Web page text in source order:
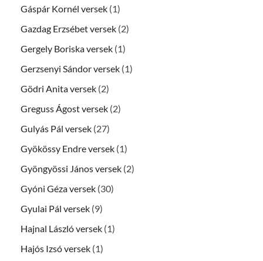
Gáspár Kornél versek (1)
Gazdag Erzsébet versek (2)
Gergely Boriska versek (1)
Gerzsenyi Sándor versek (1)
Gödri Anita versek (2)
Greguss Ágost versek (2)
Gulyás Pál versek (27)
Gyökössy Endre versek (1)
Gyöngyössi János versek (2)
Gyóni Géza versek (30)
Gyulai Pál versek (9)
Hajnal László versek (1)
Hajós Izsó versek (1)